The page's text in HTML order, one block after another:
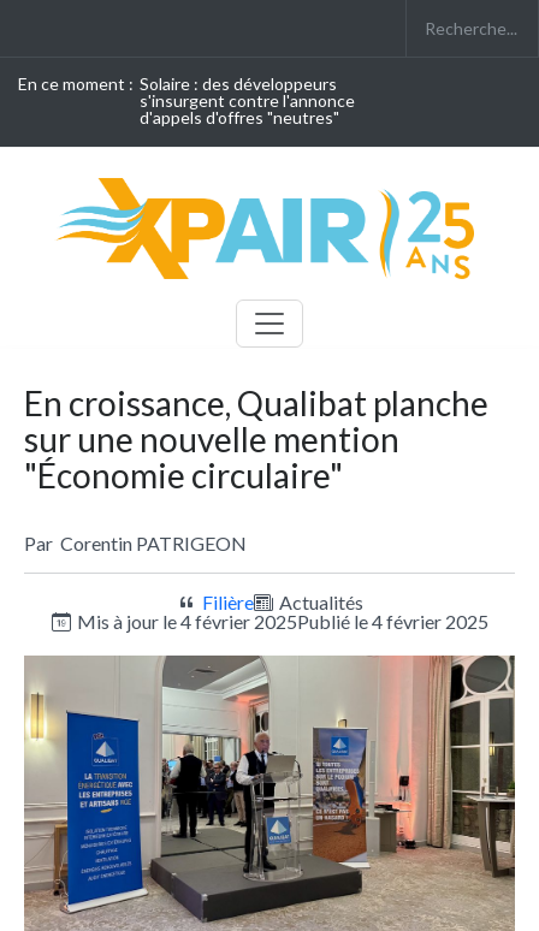
En ce moment : Solaire : des développeurs
s'insurgent contre l'annonce
d'appels d'offres "neutres"
En croissance, Qualibat planche
sur une nouvelle mention
"Économie circulaire"
Par Corentin PATRIGEON
Filière
Actualités
Mis à jour le 4 février 2025Publié le 4 février 2025